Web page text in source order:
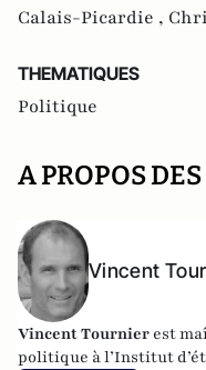
Calais-Picardie ,
THEMATIQUES
Politique
A PROPOS
Vincent
Vincent Tournier est
politique à l’Institut